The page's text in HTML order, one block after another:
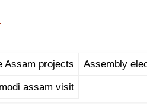
Assam projects Assembly
modi assam visit